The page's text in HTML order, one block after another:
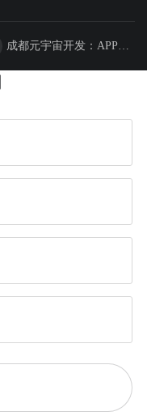
成都元宇宙开发：APP首